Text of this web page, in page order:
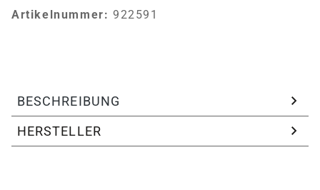
Artikelnummer: 922591
BESCHREIBUNG
HERSTELLER